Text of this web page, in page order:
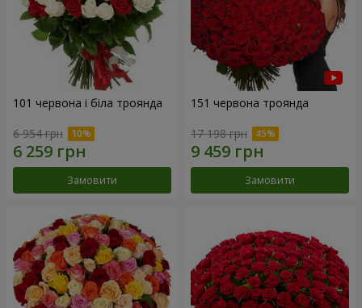
101 червона і біла троянда
6 954 грн
Замовити
151 червона троянда
17 198 грн
Замовити